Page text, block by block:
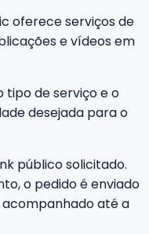
oferece serviços de
e vídeos em
tipo de serviço e o
desejada para o
público solicitado.
o pedido é enviado
até a